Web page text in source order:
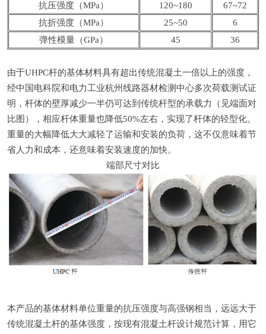
抗压强度（MPa）
120~180
67~72
抗折强度（MPa）
25~50
6
弹性模量（GPa）
45 36
由于UHPC杆的基体材料具有超出传统混凝土一倍以上的强度，
经中国电科院和电力工业杭州线路器材检测中心多次荷载测试证
明，杆体的壁厚减少一半仍可达到传统杆型的承载力（见端面对
比图），相应杆体重量也降低50%左右，实现了杆体的轻型化。
重量的大幅降低大大减轻了运输和安装的负荷，这不仅意味着节
省人力和成本，还意味着安装速度的加快。
端部尺寸对比
本产品的基体材料单位重量的抗压强度与高强钢相当，远远大于
传统混凝土杆的基体强度，按现有混凝土杆设计规范计算，用它